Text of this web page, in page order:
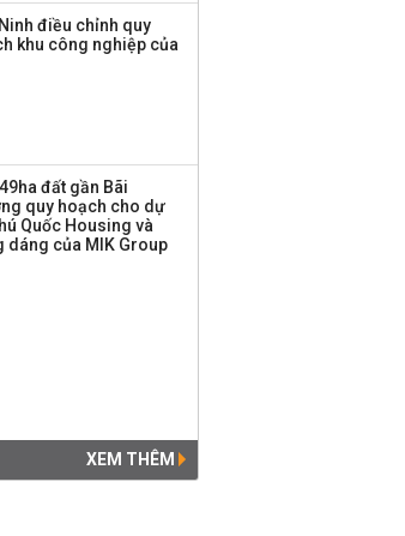
điều chỉnh quy
khu công nghiệp của
đất gần Bãi
quy hoạch cho dự
Quốc Housing và
dáng của MIK Group
XEM THÊM